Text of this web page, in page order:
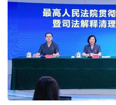
比一张A4纸还要薄！我国
让药品更好触达患者 多款
7月份中国仓储指数保持扩